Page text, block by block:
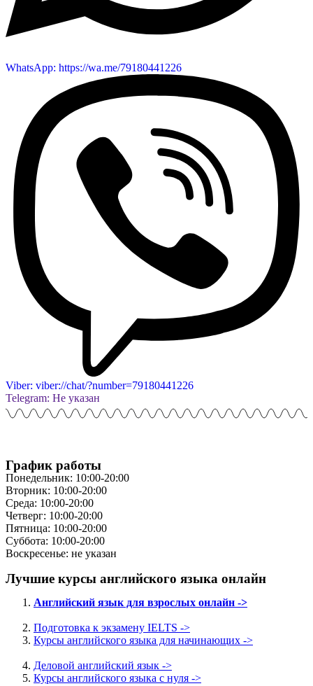
WhatsApp: https://wa.me/79180441226
Viber: viber://chat/?number=79180441226
Telegram: Не указан
График работы
Понедельник: 10:00-20:00
Вторник: 10:00-20:00
Среда: 10:00-20:00
Четверг: 10:00-20:00
Пятница: 10:00-20:00
Суббота: 10:00-20:00
Воскресенье: не указан
Лучшие курсы английского языка онлайн
Английский язык для взрослых онлайн ->
Подготовка к экзамену IELTS ->
Курсы английского языка для начинающих ->
Деловой английский язык ->
Курсы английского языка с нуля ->